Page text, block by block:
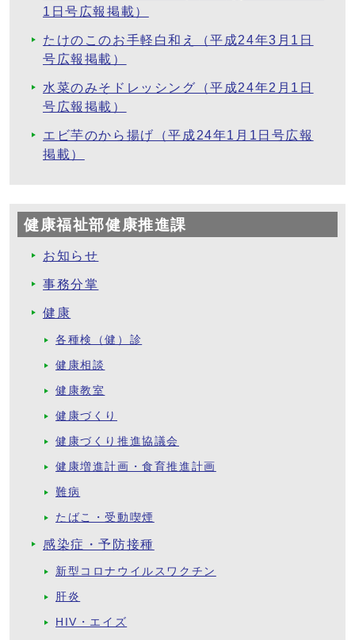
1日号広報掲載）
たけのこのお手軽白和え（平成24年3月1日
号広報掲載）
水菜のみそドレッシング（平成24年2月1日
号広報掲載）
エビ芋のから揚げ（平成24年1月1日号広報
掲載）
健康福祉部健康推進課
お知らせ
事務分掌
健康
各種検（健）診
健康相談
健康教室
健康づくり
健康づくり推進協議会
健康増進計画・食育推進計画
難病
たばこ・受動喫煙
感染症・予防接種
新型コロナウイルスワクチン
肝炎
HIV・エイズ